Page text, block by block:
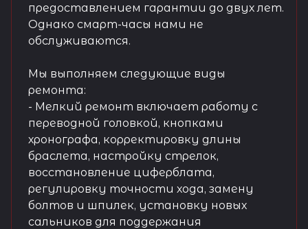
предоставлением гарантии до двух лет.
Однако смарт-часы нами не
обслуживаются.
Мы выполняем следующие виды
ремонта:
- Мелкий ремонт включает работу с
переводной головкой, кнопками
хронографа, корректировку длины
браслета, настройку стрелок,
восстановление циферблата,
регулировку точности хода, замену
болтов и шпилек, установку новых
сальников для поддержания